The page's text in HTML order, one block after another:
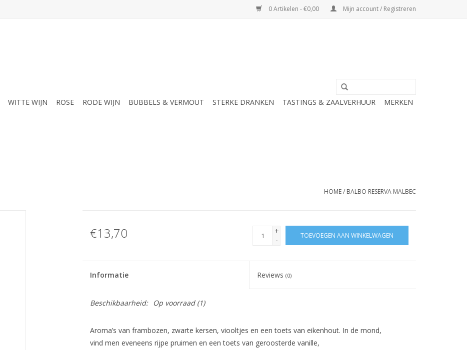
0 Artikelen - €0,00 Mijn account / Registreren
WITTE WIJN ROSE RODE WIJN BUBBELS & VERMOUT STERKE DRANKEN TASTINGS & ZAALVERHUUR MERKEN
HOME/ BALBO RESERVA MALBEC
€13,70
+
-
TOEVOEGEN AAN WINKELWAGEN
Informatie Reviews(0)
Beschikbaarheid: Op voorraad(1)
Aroma’s van frambozen, zwarte kersen, viooltjes en een toets van eikenhout. In de mond,
vind men eveneens rijpe pruimen en een toets van geroosterde vanille,